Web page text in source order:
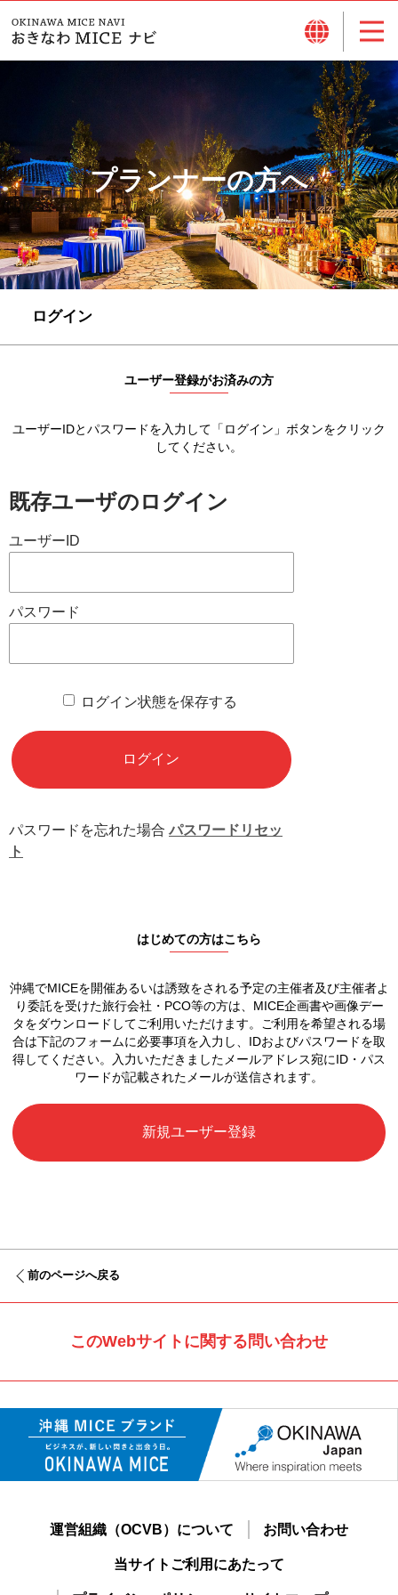
プランナーの方へ
ログイン
ユーザー登録がお済みの方
ユーザーIDとパスワードを入力して「ログイン」ボタンをクリック
してください。
既存ユーザのログイン
ユーザーID
パスワード
ログイン状態を保存する
パスワードを忘れた場合 パスワードリセッ
ト
はじめての方はこちら
沖縄でMICEを開催あるいは誘致をされる予定の主催者及び主催者よ
り委託を受けた旅行会社・PCO等の方は、 MICE企画書や画像デー
タをダウンロードしてご利用いただけます。
ご利用を希望される場
合は下記のフォームに必要事項を入力し、 IDおよびパスワードを取
得してください。
入力いただきましたメールアドレス宛にID・パス
ワードが記載されたメールが送信されます。
新規ユーザー登録
前のページへ戻る
このWebサイトに関する問い合わせ
運営組織（OCVB）について お問い合わせ
当サイトご利用にあたって